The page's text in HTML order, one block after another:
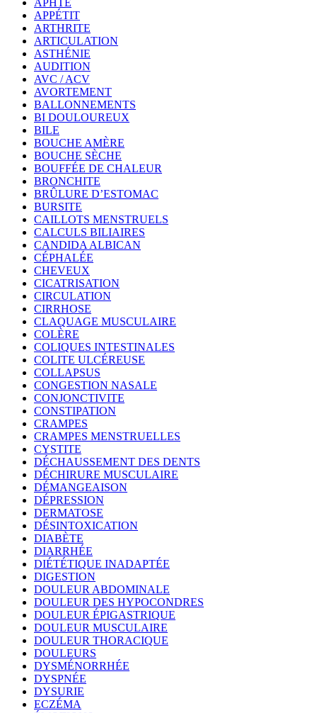
APPÉTIT
ARTHRITE
ARTICULATION
ASTHÉNIE
AUDITION
AVC / ACV
AVORTEMENT
BALLONNEMENTS
BI DOULOUREUX
BILE
BOUCHE AMÈRE
BOUCHE SÈCHE
BOUFFÉE DE CHALEUR
BRONCHITE
BRÛLURE D’ESTOMAC
BURSITE
CAILLOTS MENSTRUELS
CALCULS BILIAIRES
CANDIDA ALBICAN
CÉPHALÉE
CHEVEUX
CICATRISATION
CIRCULATION
CIRRHOSE
CLAQUAGE MUSCULAIRE
COLÈRE
COLIQUES INTESTINALES
COLITE ULCÉREUSE
COLLAPSUS
CONGESTION NASALE
CONJONCTIVITE
CONSTIPATION
CRAMPES
CRAMPES MENSTRUELLES
CYSTITE
DÉCHAUSSEMENT DES DENTS
DÉCHIRURE MUSCULAIRE
DÉMANGEAISON
DÉPRESSION
DERMATOSE
DÉSINTOXICATION
DIABÈTE
DIARRHÉE
DIÉTÉTIQUE INADAPTÉE
DIGESTION
DOULEUR ABDOMINALE
DOULEUR DES HYPOCONDRES
DOULEUR ÉPIGASTRIQUE
DOULEUR MUSCULAIRE
DOULEUR THORACIQUE
DOULEURS
DYSMÉNORRHÉE
DYSPNÉE
DYSURIE
ECZÉMA